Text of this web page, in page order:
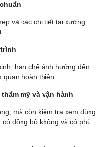
và các chi tiết tại xưởng
hạn chế ảnh hưởng đến
hoàn thiện.
mỹ và vận hành
mà còn kiểm tra xem dùng
đồng bộ không và có phù